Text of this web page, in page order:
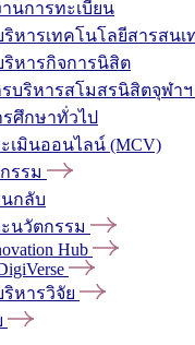
นการทะเบียน
หารเทคโนโลยีสารสนเ
หารกิจการนิสิต
บริหารสโมสรนิสิตจุฬาฯ
ศึกษาทั่วไป
เมินออนไลน์ (MCV)
รรม
กลับ
นวัตกรรม
Hub
หารวิจัย